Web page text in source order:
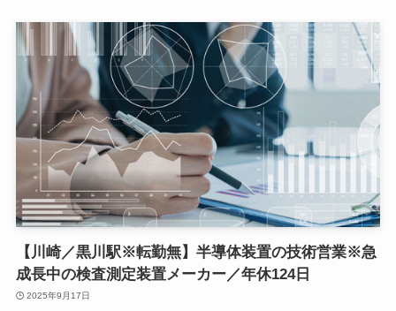
【川崎／黒川駅※転勤無】半導体装置の技術営業※急
成長中の検査測定装置メーカー／年休124日
2025年9月17日